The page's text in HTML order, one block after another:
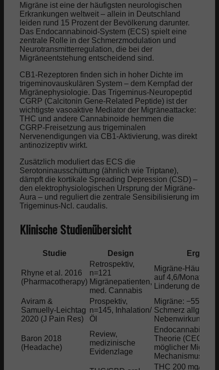
Migräne ist eine der häufigsten neurologischen
Erkrankungen weltweit – allein in Deutschland
leiden rund 15 Prozent der Bevölkerung darunter.
Das Endocannabinoid-System (ECS) spielt eine
zentrale Rolle in der Schmerzmodulation und
Neurotransmitterregulation, die bei der
Migräneentstehung entscheidend sind.
CB1-Rezeptoren finden sich in hoher Dichte im
trigeminovauskulären System – dem Kernpfad der
Migränephysiologie. Das Trigeminus-Neuropeptid
CGRP (Calcitonin Gene-Related Peptide) ist der
wichtigste vasoaktive Mediator der Migräneattacke:
THC und andere Cannabinoide hemmen die
CGRP-Freisetzung aus trigeminalen
Nervenendigungen via CB1-Aktivierung, was direkt
antinozizeptiv wirkt.
Zusätzlich moduliert das ECS die
Serotoninausschüttung (ähnlich wie Triptane),
dämpft die kortikale Spreading Depression (CSD) –
den elektrophysiologischen Ursprung der Migräne-
Aura – und reguliert die zentrale Sensibilisierung im
Trigeminus-Ncl. caudalis.
Klinische Studienübersicht
Studie Design
Rhyne et al. 2016
(Pharmacotherapy)
Retrospektiv,
n=121
Migränepatienten,
med. Cannabis
Migräne-
auf 4,6/Monat
Linderung der
Aviram &
Samuelly-Leichtag
2020 (J Pain Res)
Prospektiv,
n=145, Inhalation/
Öl
Migräne: −55,5 %
Schmerz
Nebenwirkungen
Baron 2018
(Headache)
Review,
medizinische
Evidenzlage
Theorie (CECD)
möglicher
Mechanismus
THC 200 mg/Tag: